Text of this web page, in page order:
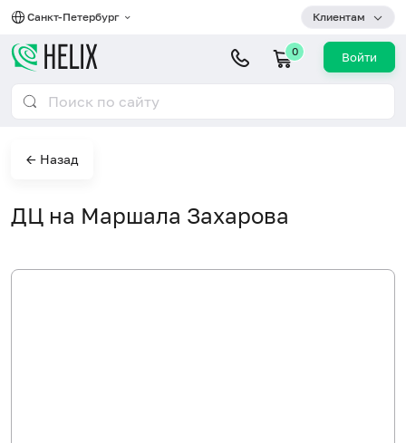
Санкт-Петербург Клиентам
0 Войти
← Назад
ДЦ на Маршала Захарова